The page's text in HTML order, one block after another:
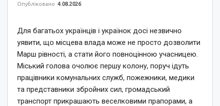
Опубліковано 4.08.2026
Для багатьох українців і українок досі незвично
уявити, що місцева влада може не просто дозволити
Марш рівності, а стати його повноцінною учасницею.
Міський голова очолює першу колону, поруч ідуть
працівники комунальних служб, пожежники, медики
та представники збройних сил, громадський
транспорт прикрашають веселковими прапорами, а